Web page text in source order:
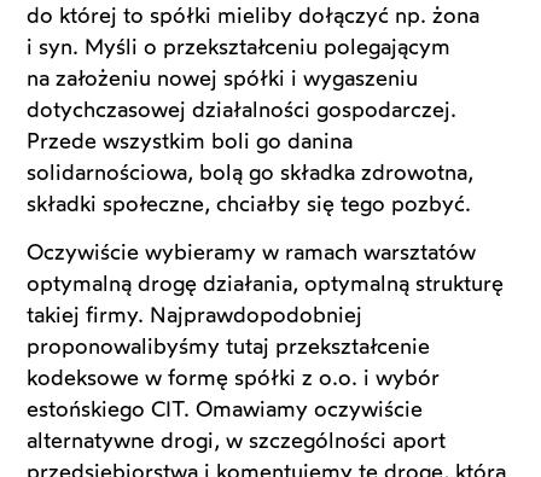
do której to spółki mieliby dołączyć np. żona
i syn. Myśli o przekształceniu polegającym
na założeniu nowej spółki i wygaszeniu
dotychczasowej działalności gospodarczej.
Przede wszystkim boli go danina
solidarnościowa, bolą go składka zdrowotna,
składki społeczne, chciałby się tego pozbyć.
Oczywiście wybieramy w ramach warsztatów
optymalną drogę działania, optymalną strukturę
takiej firmy. Najprawdopodobniej
proponowalibyśmy tutaj przekształcenie
kodeksowe w formę spółki z o.o. i wybór
estońskiego CIT. Omawiamy oczywiście
alternatywne drogi, w szczególności aport